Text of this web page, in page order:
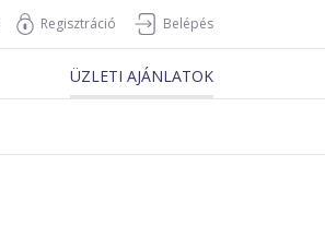
Regisztráció Belépés
ÜZLETI AJÁNLATOK